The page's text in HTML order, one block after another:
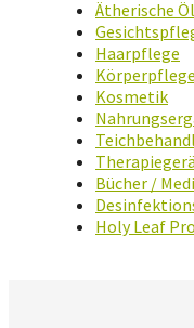
Ätherische
Haarpflege
Körperpflege
Kosmetik
Bücher /
Holy Leaf